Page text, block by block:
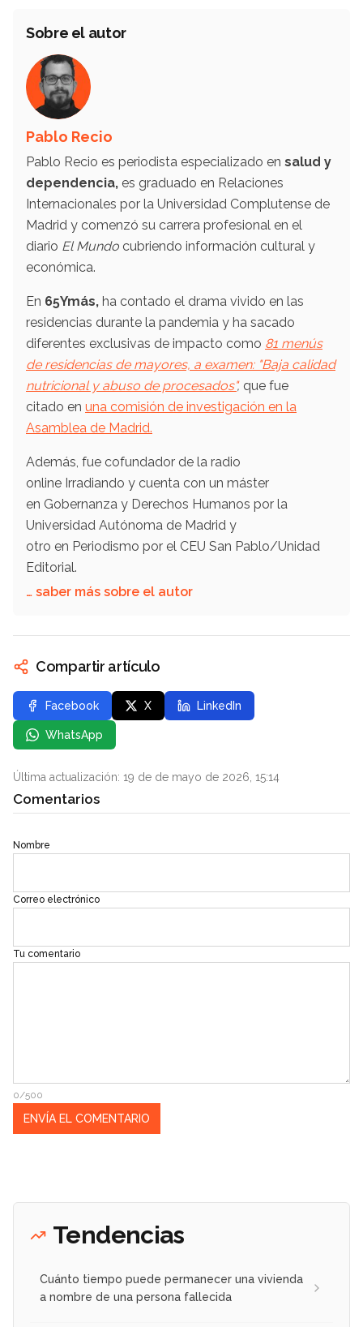
Sobre el autor
Pablo Recio
Pablo Recio es periodista especializado en salud y
dependencia, es graduado en Relaciones
Internacionales por la Universidad Complutense de
Madrid y comenzó su carrera profesional en el
diario El Mundo cubriendo información cultural y
económica.
En 65Ymás, ha contado el drama vivido en las
residencias durante la pandemia y ha sacado
diferentes exclusivas de impacto como 81 menús
de residencias de mayores, a examen: "Baja calidad
nutricional y abuso de procesados", que fue
citado en una comisión de investigación en la
Asamblea de Madrid.
Además, fue cofundador de la radio
online Irradiando y cuenta con un máster
en Gobernanza y Derechos Humanos por la
Universidad Autónoma de Madrid y
otro en Periodismo por el CEU San Pablo/Unidad
Editorial.
… saber más sobre el autor
Compartir artículo
Facebook X LinkedIn
WhatsApp
Última actualización: 19 de de mayo de 2026, 15:14
Comentarios
Nombre
Correo electrónico
Tu comentario
0/500
Tendencias
Cuánto tiempo puede permanecer una vivienda
a nombre de una persona fallecida